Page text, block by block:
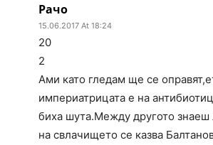
Рачо
15.06.2017 At 18:24
20
2
Ами като гледам ще се
империатрицата е на
биха шута.Между другото знаеш
на свлачището се казва